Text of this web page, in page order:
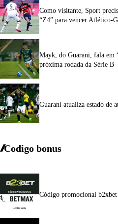
Como visitante, Sport
“Z4” para vencer Atlético-
Mayk, do Guarani, fala em
próxima rodada da Série B
Guarani atualiza estado de
Codigo bonus
Código promocional b2xbet